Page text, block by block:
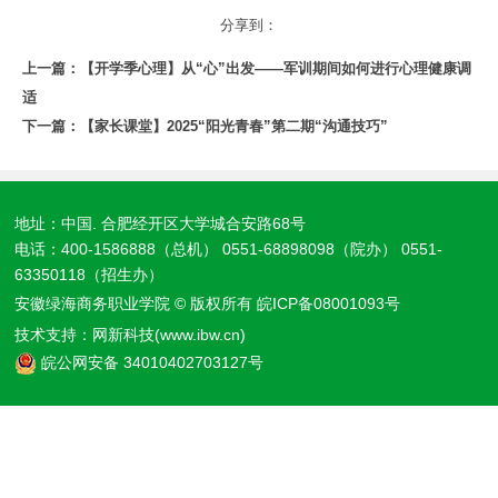
分享到：
上一篇：
【开学季心理】从“心”出发——军训期间如何进行心理健康调
适
下一篇：
【家长课堂】2025“阳光青春”第二期“沟通技巧”
地址：中国. 合肥经开区大学城合安路68号
电话：400-1586888（总机） 0551-68898098（院办） 0551-
63350118（招生办）
安徽绿海商务职业学院 © 版权所有皖ICP备08001093号
技术支持： 网新科技(www.ibw.cn)
皖公网安备 34010402703127号